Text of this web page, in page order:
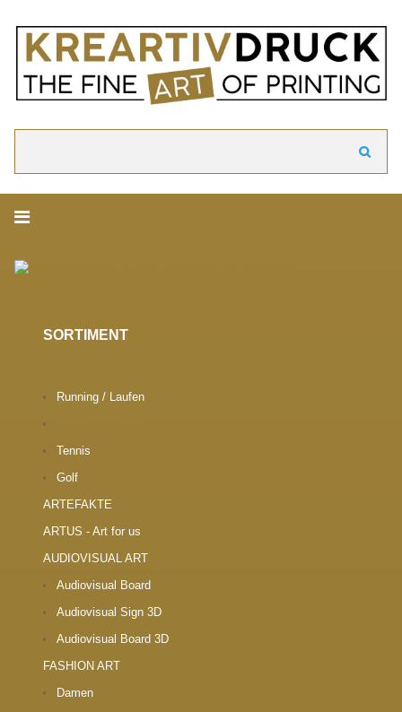
Cookie Hinweis
Um die Inhalte unserer Webseite optimal zu gestalten und fortlaufend zu
verwenden wir Cookies. Durch die weitere Nutzung der Webseite stimmen
Verwendung von Cookies zu. Weitere Informationen zu Cookies erhalten Sie
Datenschutzerklärung.
SORTIMENT
Running / Laufen
Tennis
Golf
ARTEFAKTE
ARTUS - Art for us
AUDIOVISUAL ART
Audiovisual Board
Audiovisual Sign 3D
Audiovisual Board 3D
FASHION ART
Damen